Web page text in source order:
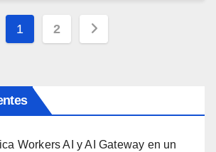
Paginación
entradas
1 2
Workers AI y AI Gateway en un